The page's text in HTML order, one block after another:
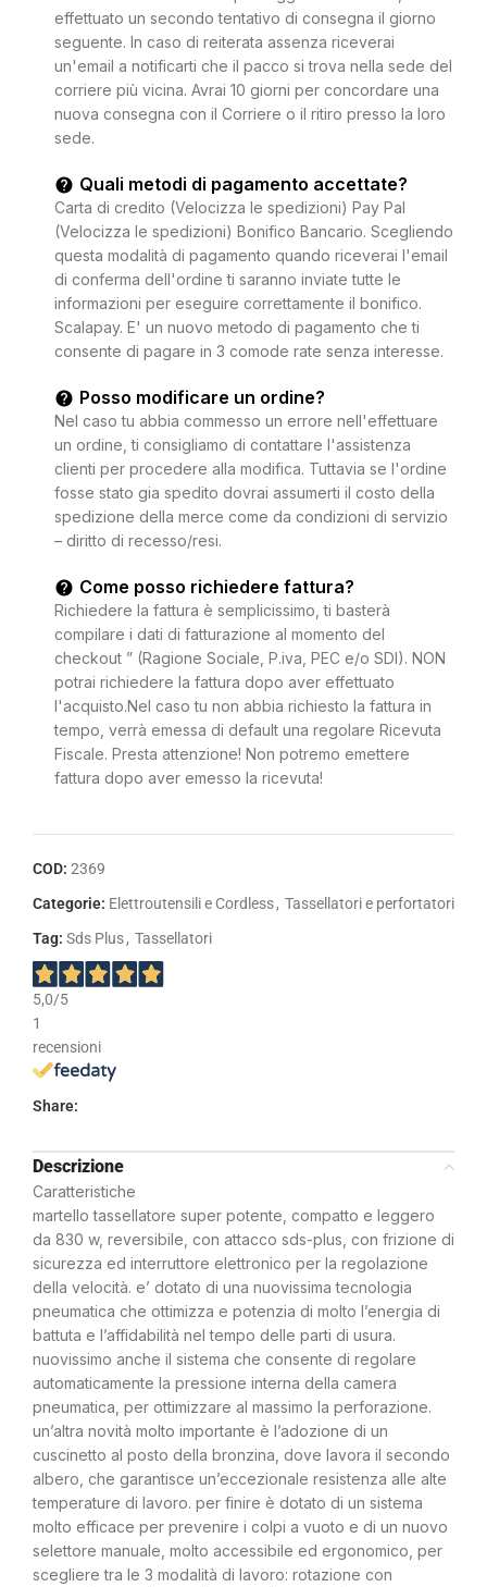
effettuato un secondo tentativo di consegna il giorno
seguente. In caso di reiterata assenza riceverai
un'email a notificarti che il pacco si trova nella sede del
corriere più vicina. Avrai 10 giorni per concordare una
nuova consegna con il Corriere o il ritiro presso la loro
sede.
Quali metodi di pagamento accettate?
Carta di credito (Velocizza le spedizioni) Pay Pal
(Velocizza le spedizioni) Bonifico Bancario. Scegliendo
questa modalità di pagamento quando riceverai l'email
di conferma dell'ordine ti saranno inviate tutte le
informazioni per eseguire correttamente il bonifico.
Scalapay. E' un nuovo metodo di pagamento che ti
consente di pagare in 3 comode rate senza interesse.
Posso modificare un ordine?
Nel caso tu abbia commesso un errore nell'effettuare
un ordine, ti consigliamo di contattare l'assistenza
clienti per procedere alla modifica. Tuttavia se l'ordine
fosse stato gia spedito dovrai assumerti il costo della
spedizione della merce come da condizioni di servizio
– diritto di recesso/resi.
Come posso richiedere fattura?
Richiedere la fattura è semplicissimo, ti basterà
compilare i dati di fatturazione al momento del
checkout ” (Ragione Sociale, P.iva, PEC e/o SDI). NON
potrai richiedere la fattura dopo aver effettuato
l'acquisto.Nel caso tu non abbia richiesto la fattura in
tempo, verrà emessa di default una regolare Ricevuta
Fiscale. Presta attenzione! Non potremo emettere
fattura dopo aver emesso la ricevuta!
COD: 2369
Categorie: Elettroutensili e Cordless, Tassellatori e perfortatori
Tag: Sds Plus, Tassellatori
5,0/5
1
recensioni
Share:
Descrizione
Caratteristiche
martello tassellatore super potente, compatto e leggero
da 830 w, reversibile, con attacco sds-plus, con frizione di
sicurezza ed interruttore elettronico per la regolazione
della velocità. e’ dotato di una nuovissima tecnologia
pneumatica che ottimizza e potenzia di molto l’energia di
battuta e l’affidabilità nel tempo delle parti di usura.
nuovissimo anche il sistema che consente di regolare
automaticamente la pressione interna della camera
pneumatica, per ottimizzare al massimo la perforazione.
un’altra novità molto importante è l’adozione di un
cuscinetto al posto della bronzina, dove lavora il secondo
albero, che garantisce un’eccezionale resistenza alle alte
temperature di lavoro. per finire è dotato di un sistema
molto efficace per prevenire i colpi a vuoto e di un nuovo
selettore manuale, molto accessibile ed ergonomico, per
scegliere tra le 3 modalità di lavoro: rotazione con